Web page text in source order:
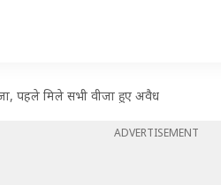
पहले मिले सभी वीजा हुए अवैध
ADVERTISEMENT